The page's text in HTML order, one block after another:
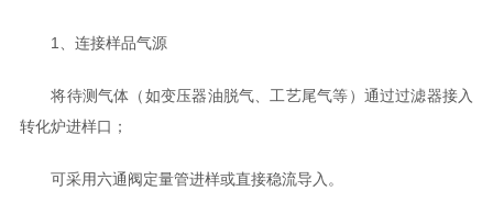
1、连接样品气源
将待测气体（如变压器油脱气、工艺尾气等）通过过滤器接入
转化炉进样口；
可采用六通阀定量管进样或直接稳流导入。